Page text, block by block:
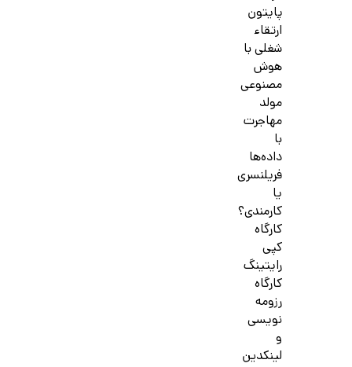
پایتون
ارتقاء
شغلی با
هوش
مصنوعی
مولد
مهاجرت
با
داده‌ها
فریلنسری
یا
کارمندی؟
کارگاه
کپی
رایتینگ
کارگاه
رزومه
نویسی
و
لینکدین